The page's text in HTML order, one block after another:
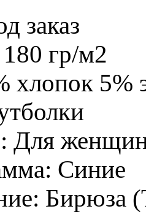
заказ
180 гр/м2
хлопок 5%
: Для
: Синие
: Бирюза